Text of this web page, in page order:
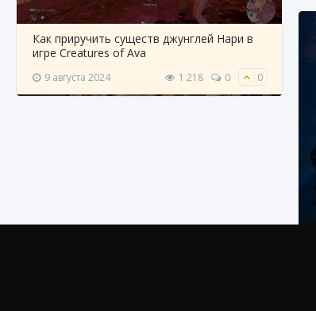
Как приручить существ джунглей Нари в
игре Creatures of Ava
9 августа 2024 1 218 0 0